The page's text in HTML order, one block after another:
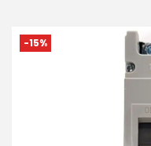
-15%